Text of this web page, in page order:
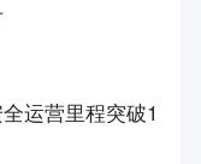
运营里程突破1